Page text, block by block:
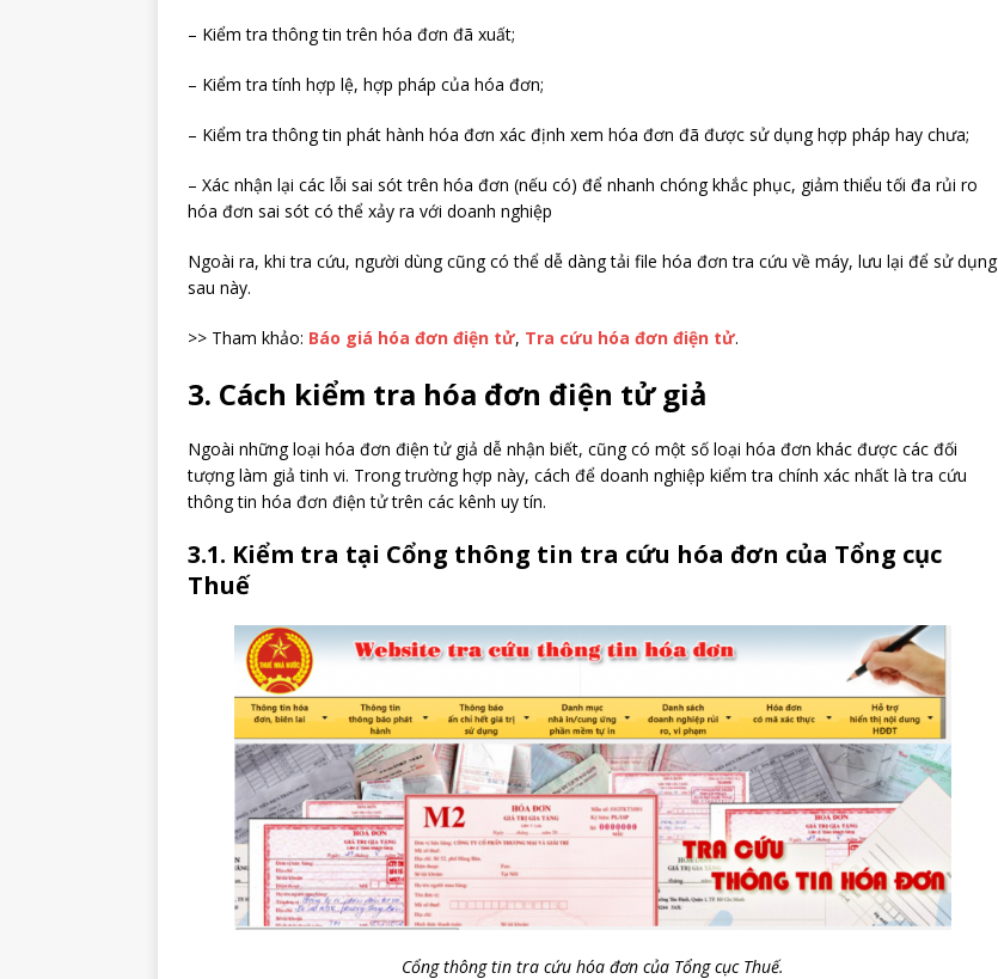
– Kiểm tra thông tin trên hóa đơn đã xuất;
– Kiểm tra tính hợp lệ, hợp pháp của hóa đơn;
– Kiểm tra thông tin phát hành hóa đơn xác định xem hóa đơn đã được sử dụng hợp pháp hay chưa;
– Xác nhận lại các lỗi sai sót trên hóa đơn (nếu có) để nhanh chóng khắc phục, giảm thiểu tối đa rủi ro
hóa đơn sai sót có thể xảy ra với doanh nghiệp
Ngoài ra, khi tra cứu, người dùng cũng có thể dễ dàng tải file hóa đơn tra cứu về máy, lưu lại để sử dụng
sau này.
>> Tham khảo: Báo giá hóa đơn điện tử, Tra cứu hóa đơn điện tử.
3. Cách kiểm tra hóa đơn điện tử giả
Ngoài những loại hóa đơn điện tử giả dễ nhận biết, cũng có một số loại hóa đơn khác được các đối
tượng làm giả tinh vi. Trong trường hợp này, cách để doanh nghiệp kiểm tra chính xác nhất là tra cứu
thông tin hóa đơn điện tử trên các kênh uy tín.
3.1. Kiểm tra tại Cổng thông tin tra cứu hóa đơn của Tổng cục
Thuế
Cổng thông tin tra cứu hóa đơn của Tổng cục Thuế.